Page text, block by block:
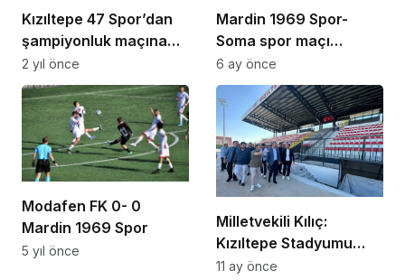
Kızıltepe 47 Spor’dan
şampiyonluk maçına
davet
2 yıl önce
Mardin 1969 Spor-
Soma spor maçı
ertelendi
6 ay önce
Modafen FK 0- 0
Mardin 1969 Spor
5 yıl önce
Milletvekili Kılıç:
Kızıltepe Stadyumu
hayırlı olsun
11 ay önce